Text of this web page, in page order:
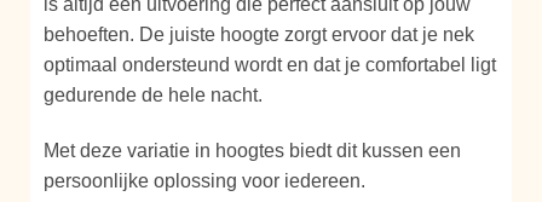
behoeften. De juiste hoogte zorgt ervoor dat je nek
optimaal ondersteund wordt en dat je comfortabel ligt
gedurende de hele nacht.
Met deze variatie in hoogtes biedt dit kussen een
persoonlijke oplossing voor iedereen.